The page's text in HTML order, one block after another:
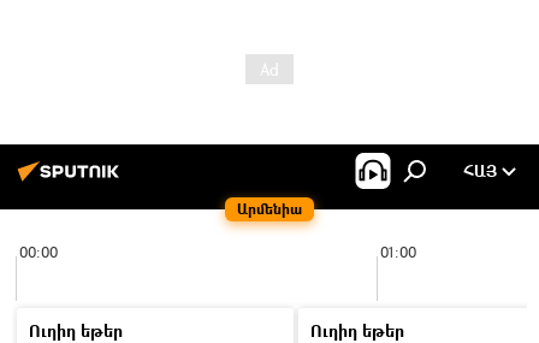
Արմենիա
ՀԱՅ
00:00 01:00
Ուղիղ եթեր
Ուղիղ եթեր